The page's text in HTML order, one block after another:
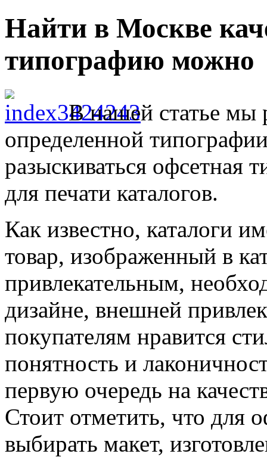
Найти в Москве
типографию можно
В нашей статье мы
определенной
разыскиваться офсетная
для печати каталогов.
Как известно, каталоги
товар, изображенный в
привлекательным,
дизайне, внешней
покупателям нравится
понятность и
первую очередь на
Стоит отметить, что для
выбирать макет,